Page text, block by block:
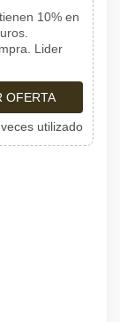
10% en
Lider
OFERTA
utilizado